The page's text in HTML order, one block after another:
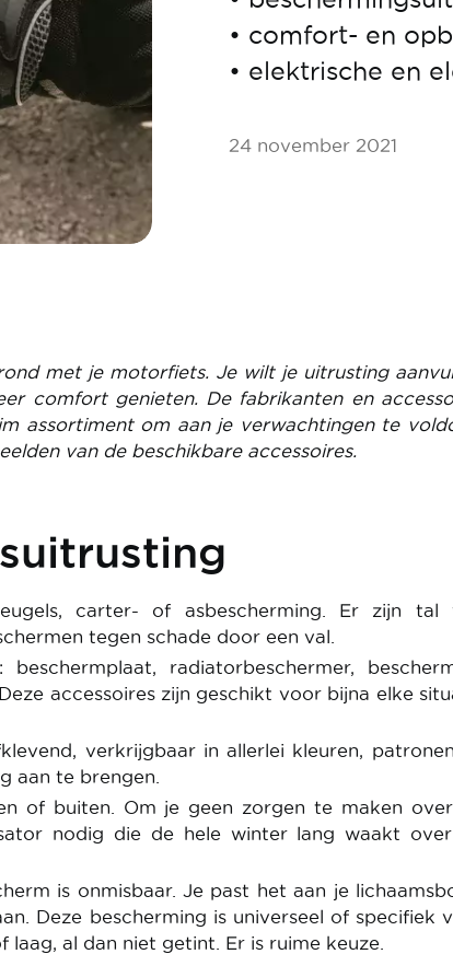
• comfort- en
• elektrische en
24 november 2021
met je motorfiets. Je wilt je uitrusting
comfort genieten. De fabrikanten en
assortiment om aan je verwachtingen te
van de beschikbare accessoires.
carter- of asbescherming. Er zijn tal
tegen schade door een val.
: beschermplaat, radiatorbeschermer,
accessoires zijn geschikt voor bijna elke
verkrijgbaar in allerlei kleuren,
aan te brengen.
of buiten. Om je geen zorgen te maken
nodig die de hele winter lang waakt
is onmisbaar. Je past het aan je
Deze bescherming is universeel of specifiek
laag, al dan niet getint. Er is ruime keuze.